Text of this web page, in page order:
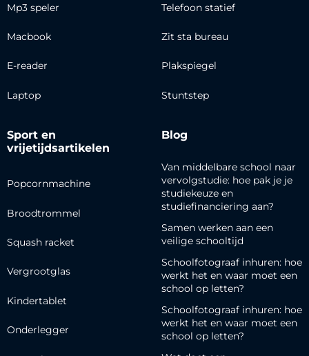
Mp3 speler
Macbook
E-reader
Laptop
Telefoon statief
Zit sta bureau
Plakspiegel
Stuntstep
Sport en
vrijetijdsartikelen
Popcornmachine
Broodtrommel
Squash racket
Vergrootglas
Kindertablet
Onderlegger
Blog
Van middelbare school naar
vervolgstudie: hoe pak je je
studiekeuze en
studiefinanciering aan?
Samen werken aan een
veilige schooltijd
Schoolfotograaf inhuren: hoe
werkt het en waar moet een
school op letten?
Schoolfotograaf inhuren: hoe
werkt het en waar moet een
school op letten?